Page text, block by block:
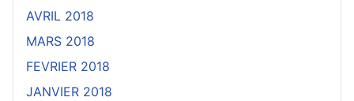
AVRIL 2018
MARS 2018
FEVRIER 2018
JANVIER 2018